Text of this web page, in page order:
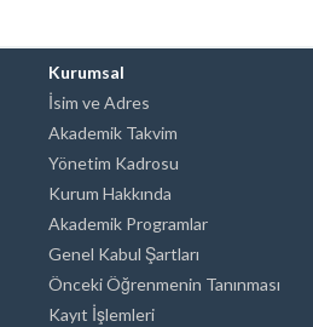
Kurumsal
İsim ve Adres
Akademik Takvim
Yönetim Kadrosu
Kurum Hakkında
Akademik Programlar
Genel Kabul Şartları
Önceki Öğrenmenin Tanınması
Kayıt İşlemleri